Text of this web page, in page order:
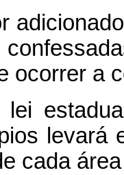
ocorrer a
lei
levará
cada